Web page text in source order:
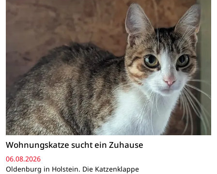
Wohnungskatze sucht ein Zuhause
06.08.2026
Oldenburg in Holstein. Die Katzenklappe